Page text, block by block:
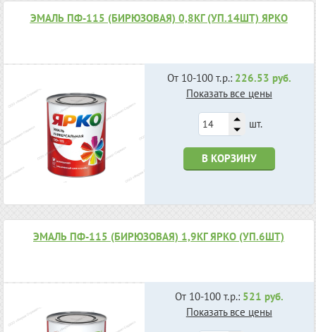
ЭМАЛЬ ПФ-115 (БИРЮЗОВАЯ) 0,8КГ (УП.14ШТ) ЯРКО
От 10-100 т.р.: 226.53 руб.
Показать все цены
шт.
В КОРЗИНУ
ЭМАЛЬ ПФ-115 (БИРЮЗОВАЯ) 1,9КГ ЯРКО (УП.6ШТ)
От 10-100 т.р.: 521 руб.
Показать все цены